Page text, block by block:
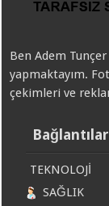
Ben Adem
yapmaktayım.
çekimleri ve
Bağlantılar
TEKNOLOJİ
SAĞLIK